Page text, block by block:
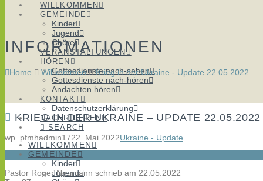
WILLKOMMEN
GEMEINDE
Kinder
Jugend
Chöre
VERANSTALTUNGEN
HÖREN
Gottesdienste nach-sehen
Gottesdienste nach-hören
Andachten hören
KONTAKT
Datenschutzerklärung
NACHRICHTEN
SEARCH
WILLKOMMEN
GEMEINDE
Kinder
Jugend
INFORMATIONEN
Home Willkommen Krieg in der Ukraine - Update 22.05.2022
KRIEG IN DER UKRAINE – UPDATE 22.05.2022
wp_pfmhadmin1722. Mai 2022Ukraine - Update
Pastor Roger Neumann schrieb am 22.05.2022